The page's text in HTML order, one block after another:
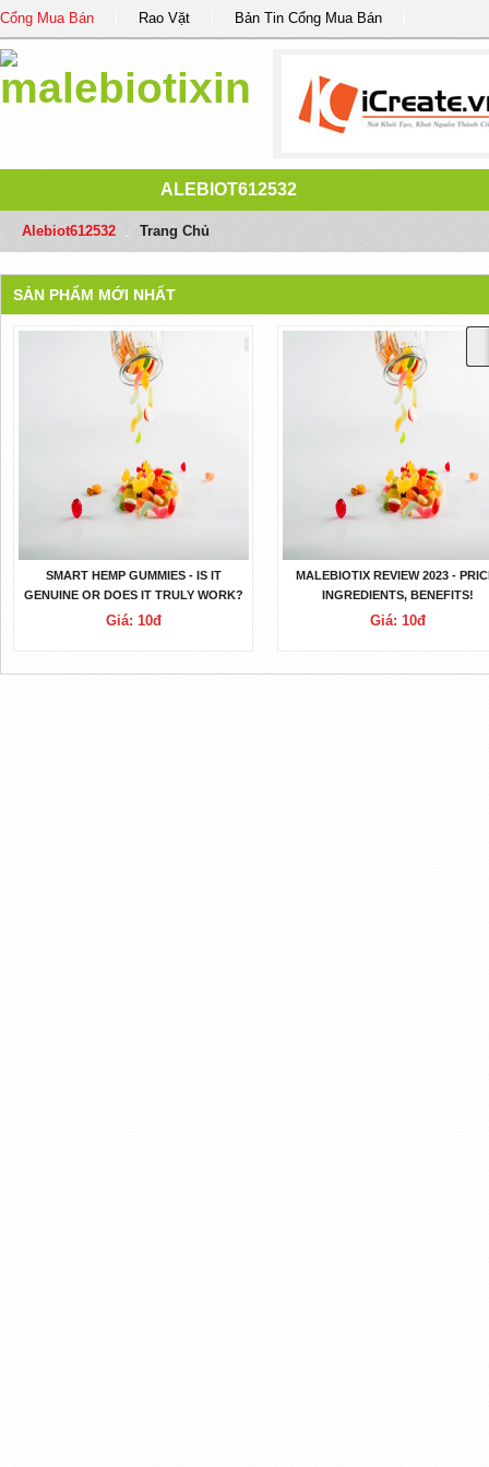
Cổng Mua Bán Rao Vặt Bản Tin Cổng Mua Bán
ALEBIOT612532
Alebiot612532 Trang Chủ
SẢN PHẨM MỚI NHẤT
SMART HEMP GUMMIES - IS IT
GENUINE OR DOES IT TRULY WORK?
Giá: 10đ
MALEBIOTIX REVIEW 2023 -
INGREDIENTS, BENEFITS!
Giá: 10đ